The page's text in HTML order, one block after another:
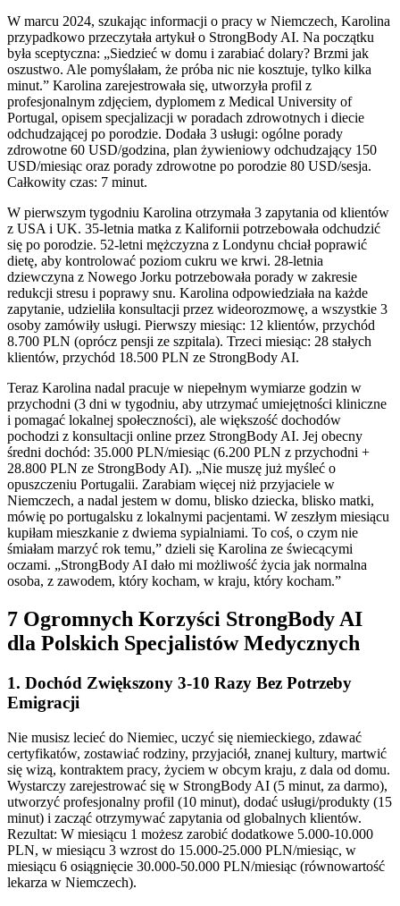
W marcu 2024, szukając informacji o pracy w Niemczech, Karolina
przypadkowo przeczytała artykuł o StrongBody AI. Na początku
była sceptyczna: „Siedzieć w domu i zarabiać dolary? Brzmi jak
oszustwo. Ale pomyślałam, że próba nic nie kosztuje, tylko kilka
minut.” Karolina zarejestrowała się, utworzyła profil z
profesjonalnym zdjęciem, dyplomem z Medical University of
Portugal, opisem specjalizacji w poradach zdrowotnych i diecie
odchudzającej po porodzie. Dodała 3 usługi: ogólne porady
zdrowotne 60 USD/godzina, plan żywieniowy odchudzający 150
USD/miesiąc oraz porady zdrowotne po porodzie 80 USD/sesja.
Całkowity czas: 7 minut.
W pierwszym tygodniu Karolina otrzymała 3 zapytania od klientów
z USA i UK. 35-letnia matka z Kalifornii potrzebowała odchudzić
się po porodzie. 52-letni mężczyzna z Londynu chciał poprawić
dietę, aby kontrolować poziom cukru we krwi. 28-letnia
dziewczyna z Nowego Jorku potrzebowała porady w zakresie
redukcji stresu i poprawy snu. Karolina odpowiedziała na każde
zapytanie, udzieliła konsultacji przez wideorozmowę, a wszystkie 3
osoby zamówiły usługi. Pierwszy miesiąc: 12 klientów, przychód
8.700 PLN (oprócz pensji ze szpitala). Trzeci miesiąc: 28 stałych
klientów, przychód 18.500 PLN ze StrongBody AI.
Teraz Karolina nadal pracuje w niepełnym wymiarze godzin w
przychodni (3 dni w tygodniu, aby utrzymać umiejętności kliniczne
i pomagać lokalnej społeczności), ale większość dochodów
pochodzi z konsultacji online przez StrongBody AI. Jej obecny
średni dochód: 35.000 PLN/miesiąc (6.200 PLN z przychodni +
28.800 PLN ze StrongBody AI). „Nie muszę już myśleć o
opuszczeniu Portugalii. Zarabiam więcej niż przyjaciele w
Niemczech, a nadal jestem w domu, blisko dziecka, blisko matki,
mówię po portugalsku z lokalnymi pacjentami. W zeszłym miesiącu
kupiłam mieszkanie z dwiema sypialniami. To coś, o czym nie
śmiałam marzyć rok temu,” dzieli się Karolina ze świecącymi
oczami. „StrongBody AI dało mi możliwość życia jak normalna
osoba, z zawodem, który kocham, w kraju, który kocham.”
7 Ogromnych Korzyści StrongBody AI
dla Polskich Specjalistów Medycznych
1. Dochód Zwiększony 3-10 Razy Bez Potrzeby
Emigracji
Nie musisz lecieć do Niemiec, uczyć się niemieckiego, zdawać
certyfikatów, zostawiać rodziny, przyjaciół, znanej kultury, martwić
się wizą, kontraktem pracy, życiem w obcym kraju, z dala od domu.
Wystarczy zarejestrować się w StrongBody AI (5 minut, za darmo),
utworzyć profesjonalny profil (10 minut), dodać usługi/produkty (15
minut) i zacząć otrzymywać zapytania od globalnych klientów.
Rezultat: W miesiącu 1 możesz zarobić dodatkowe 5.000-10.000
PLN, w miesiącu 3 wzrost do 15.000-25.000 PLN/miesiąc, w
miesiącu 6 osiągnięcie 30.000-50.000 PLN/miesiąc (równowartość
lekarza w Niemczech).